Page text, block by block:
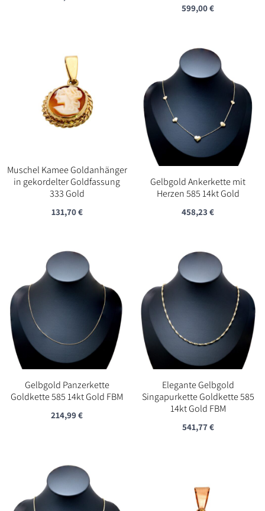
599,00€
Muschel Kamee Goldanhänger
in gekordelter Goldfassung
333 Gold
131,70€
Gelbgold Ankerkette mit
Herzen 585 14kt Gold
458,23€
Gelbgold Panzerkette
Goldkette 585 14kt Gold FBM
214,99€
Elegante Gelbgold
Singapurkette Goldkette 585
14kt Gold FBM
541,77€